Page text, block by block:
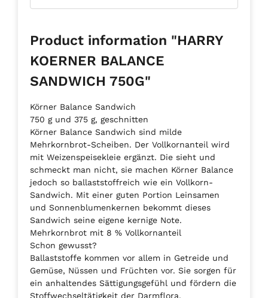
Product information "HARRY
KOERNER BALANCE
SANDWICH 750G"
Körner Balance Sandwich
750 g und 375 g, geschnitten
Körner Balance Sandwich sind milde
Mehrkornbrot-Scheiben. Der Vollkornanteil wird
mit Weizenspeisekleie ergänzt. Die sieht und
schmeckt man nicht, sie machen Körner Balance
jedoch so ballaststoffreich wie ein Vollkorn-
Sandwich. Mit einer guten Portion Leinsamen
und Sonnenblumenkernen bekommt dieses
Sandwich seine eigene kernige Note.
Mehrkornbrot mit 8 % Vollkornanteil
Schon gewusst?
Ballaststoffe kommen vor allem in Getreide und
Gemüse, Nüssen und Früchten vor. Sie sorgen für
ein anhaltendes Sättigungsgefühl und fördern die
Stoffwechseltätigkeit der Darmflora.